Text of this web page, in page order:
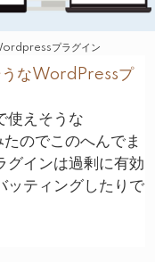
プラグイン
うなWordPressプ
使えそうな
のでこのへんでま
インは過剰に有効
ッティングしたりで